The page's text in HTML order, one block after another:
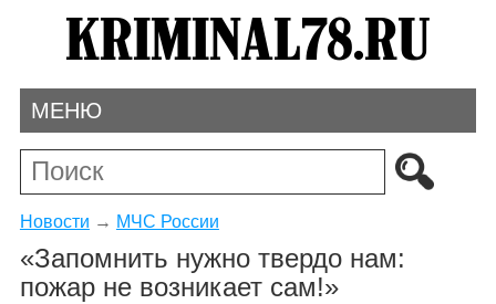
МЕНЮ
Новости → МЧС России
«Запомнить нужно твердо нам:
пожар не возникает сам!»